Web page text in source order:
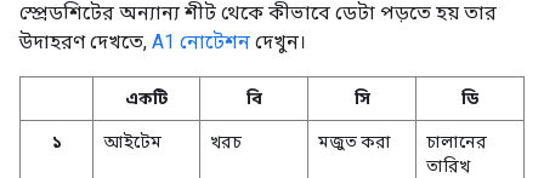
স্প্রেডশিটের অন্যান্য শীট থেকে কীভাবে ডেটা পড়তে হয় তার
উদাহরণ দেখতে, A1 নোটেশন দেখুন।
একটি বি সি ডি
১ আইটেম খরচ মজুত করা
চালানের
তারিখ